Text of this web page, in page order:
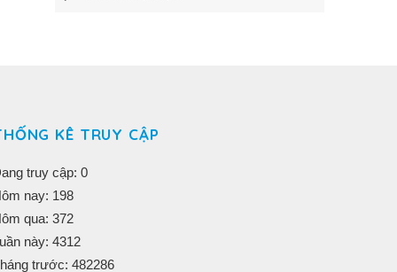
KÊ TRUY CẬP
truy cập: 0
nay: 198
qua: 372
này: 4312
trước: 482286